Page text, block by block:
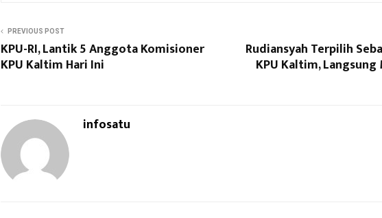
PREVIOUS POST
KPU-RI, Lantik 5 Anggota Komisioner
KPU Kaltim Hari Ini
Rudiansyah Terpilih
KPU Kaltim, Langsung
infosatu